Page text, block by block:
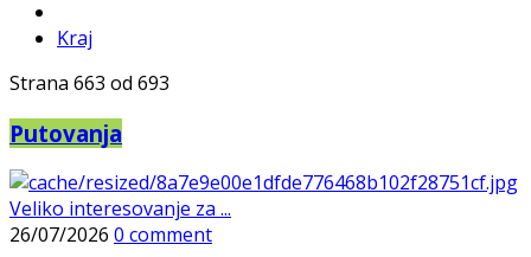
Kraj
Strana 663 od 693
Putovanja
Veliko interesovanje za ...
26/07/2026 0 comment